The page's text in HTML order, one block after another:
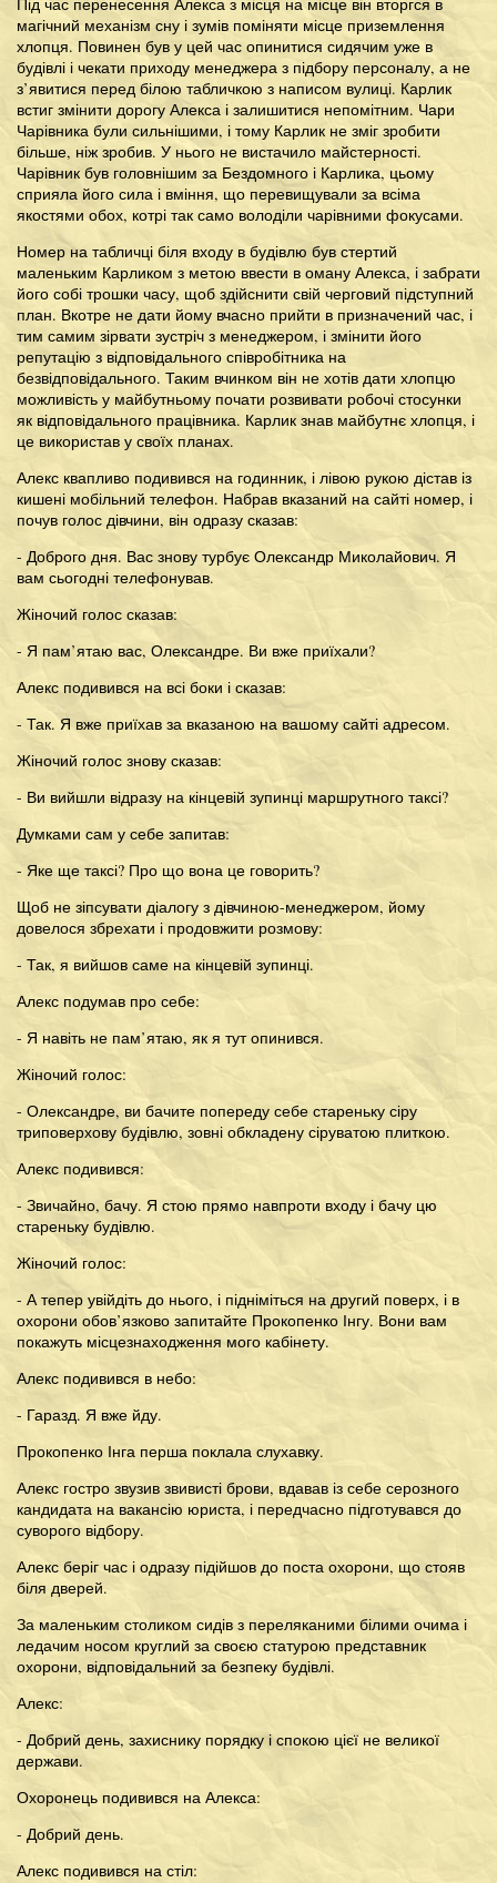
магічний механізм сну і зумів поміняти місце приземлення
хлопця. Повинен був у цей час опинитися сидячим уже в
будівлі і чекати приходу менеджера з підбору персоналу, а не
з’явитися перед білою табличкою з написом вулиці. Карлик
встиг змінити дорогу Алекса і залишитися непомітним. Чари
Чарівника були сильнішими, і тому Карлик не зміг зробити
більше, ніж зробив. У нього не вистачило майстерності.
Чарівник був головнішим за Бездомного і Карлика, цьому
сприяла його сила і вміння, що перевищували за всіма
якостями обох, котрі так само володіли чарівними фокусами.
Номер на табличці біля входу в будівлю був стертий
маленьким Карликом з метою ввести в оману Алекса, і забрати
його собі трошки часу, щоб здійснити свій черговий підступний
план. Вкотре не дати йому вчасно прийти в призначений час, і
тим самим зірвати зустріч з менеджером, і змінити його
репутацію з відповідального співробітника на
безвідповідального. Таким вчинком він не хотів дати хлопцю
можливість у майбутньому почати розвивати робочі стосунки
як відповідального працівника. Карлик знав майбутнє хлопця, і
це використав у своїх планах.
Алекс квапливо подивився на годинник, і лівою рукою дістав із
кишені мобільний телефон. Набрав вказаний на сайті номер, і
почув голос дівчини, він одразу сказав:
- Доброго дня. Вас знову турбує Олександр Миколайович. Я
вам сьогодні телефонував.
Жіночий голос сказав:
- Я пам’ятаю вас, Олександре. Ви вже приїхали?
Алекс подивився на всі боки і сказав:
- Так. Я вже приїхав за вказаною на вашому сайті адресом.
Жіночий голос знову сказав:
- Ви вийшли відразу на кінцевій зупинці маршрутного таксі?
Думками сам у себе запитав:
- Яке ще таксі? Про що вона це говорить?
Щоб не зіпсувати діалогу з дівчиною-менеджером, йому
довелося збрехати і продовжити розмову:
- Так, я вийшов саме на кінцевій зупинці.
Алекс подумав про себе:
- Я навіть не пам’ятаю, як я тут опинився.
Жіночий голос:
- Олександре, ви бачите попереду себе стареньку сіру
триповерхову будівлю, зовні обкладену сіруватою плиткою.
Алекс подивився:
- Звичайно, бачу. Я стою прямо навпроти входу і бачу цю
стареньку будівлю.
Жіночий голос:
- А тепер увійдіть до нього, і підніміться на другий поверх, і в
охорони обов’язково запитайте Прокопенко Інгу. Вони вам
покажуть місцезнаходження мого кабінету.
Алекс подивився в небо:
- Гаразд. Я вже йду.
Прокопенко Інга перша поклала слухавку.
Алекс гостро звузив звивисті брови, вдавав із себе серозного
кандидата на вакансію юриста, і передчасно підготувався до
суворого відбору.
Алекс беріг час і одразу підійшов до поста охорони, що стояв
біля дверей.
За маленьким столиком сидів з переляканими білими очима і
ледачим носом круглий за своєю статурою представник
охорони, відповідальний за безпеку будівлі.
Алекс:
- Добрий день, захиснику порядку і спокою цієї не великої
держави.
Охоронець подивився на Алекса:
- Добрий день.
Алекс подивився на стіл: